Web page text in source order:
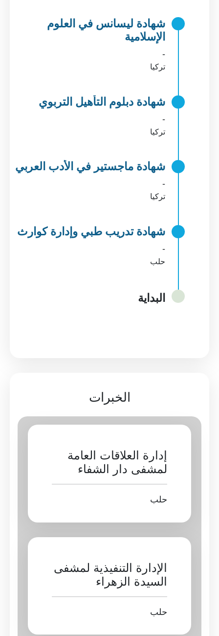
شهادة ليسانس في العلوم
الإسلامية
-
تركيا
شهادة دبلوم التأهيل التربوي
-
تركيا
شهادة ماجستير في الأدب العربي
-
تركيا
شهادة تدريب طبي وإدارة كوارث
-
حلب
البداية
الخبرات
إدارة العلاقات العامة
لمشفى دار الشفاء
حلب
الإدارة التنفيذية لمشفى
السيدة الزهراء
حلب